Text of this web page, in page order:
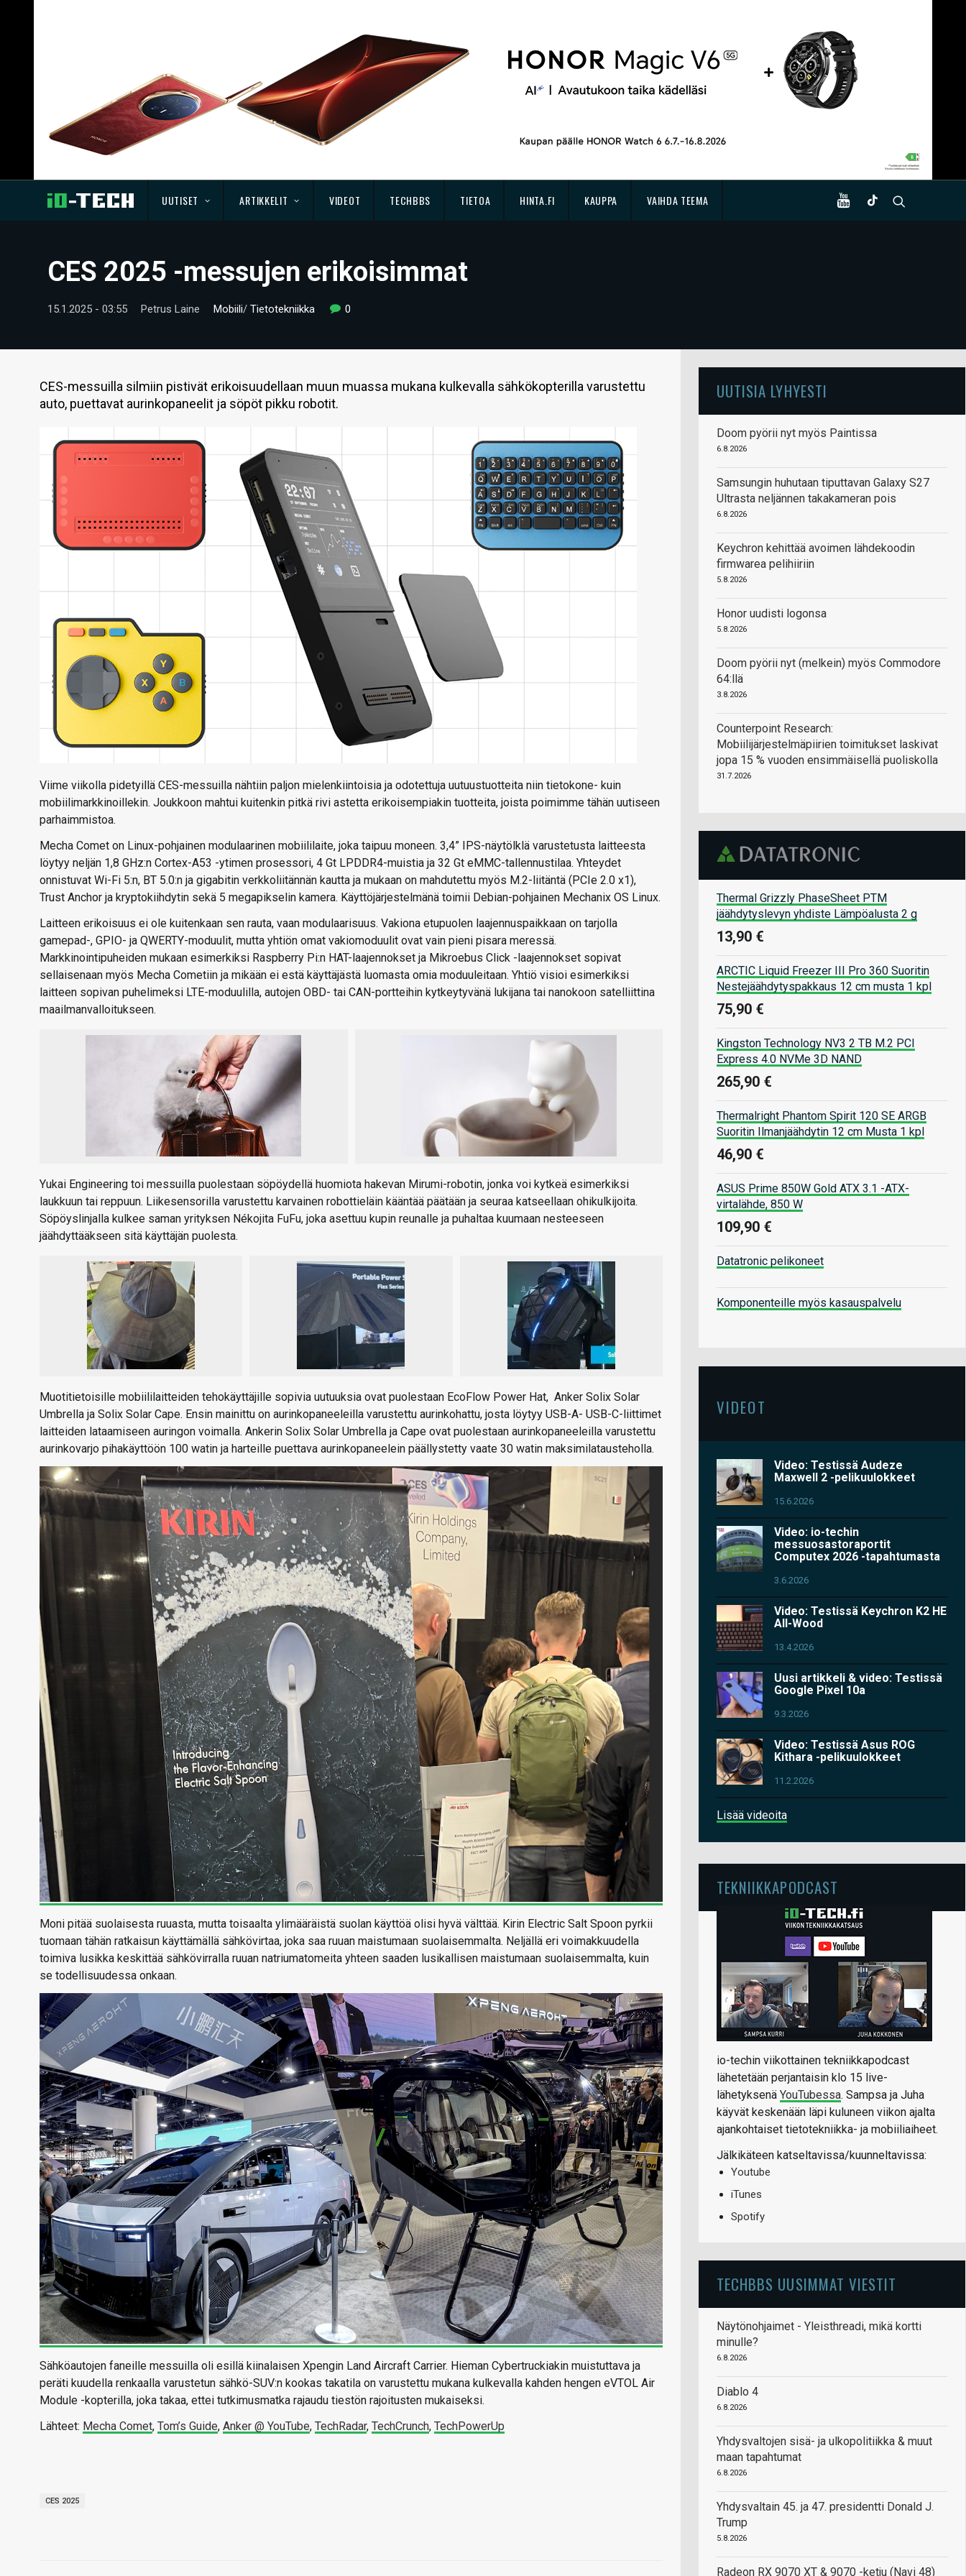
UUTISET ARTIKKELIT VIDEOT TECHBBS TIETOA HINTA.FI KAUPPA VAIHDA TEEMA
CES 2025 -messujen erikoisimmat
15.1.2025 - 03:55 Petrus Laine Mobiili/ Tietotekniikka 0
CES-messuilla silmiin pistivät erikoisuudellaan muun muassa mukana kulkevalla sähkökopterilla varustettu
auto, puettavat aurinkopaneelit ja söpöt pikku robotit.
Viime viikolla pidetyillä CES-messuilla nähtiin paljon mielenkiintoisia ja odotettuja uutuustuotteita niin tietokone- kuin
mobiilimarkkinoillekin. Joukkoon mahtui kuitenkin pitkä rivi astetta erikoisempiakin tuotteita, joista poimimme tähän uutiseen
parhaimmistoa.
Mecha Comet on Linux-pohjainen modulaarinen mobiililaite, joka taipuu moneen. 3,4” IPS-näytölklä varustetusta laitteesta
löytyy neljän 1,8 GHz:n Cortex-A53 -ytimen prosessori, 4 Gt LPDDR4-muistia ja 32 Gt eMMC-tallennustilaa. Yhteydet
onnistuvat Wi-Fi 5:n, BT 5.0:n ja gigabitin verkkoliitännän kautta ja mukaan on mahdutettu myös M.2-liitäntä (PCIe 2.0 x1),
Trust Anchor ja kryptokiihdytin sekä 5 megapikselin kamera. Käyttöjärjestelmänä toimii Debian-pohjainen Mechanix OS Linux.
Laitteen erikoisuus ei ole kuitenkaan sen rauta, vaan modulaarisuus. Vakiona etupuolen laajennuspaikkaan on tarjolla
gamepad-, GPIO- ja QWERTY-moduulit, mutta yhtiön omat vakiomoduulit ovat vain pieni pisara meressä.
Markkinointipuheiden mukaan esimerkiksi Raspberry Pi:n HAT-laajennokset ja Mikroebus Click -laajennokset sopivat
sellaisenaan myös Mecha Cometiin ja mikään ei estä käyttäjästä luomasta omia moduuleitaan. Yhtiö visioi esimerkiksi
laitteen sopivan puhelimeksi LTE-moduulilla, autojen OBD- tai CAN-portteihin kytkeytyvänä lukijana tai nanokoon satelliittina
maailmanvalloitukseen.
Yukai Engineering toi messuilla puolestaan söpöydellä huomiota hakevan Mirumi-robotin, jonka voi kytkeä esimerkiksi
laukkuun tai reppuun. Liikesensorilla varustettu karvainen robottieläin kääntää päätään ja seuraa katseellaan ohikulkijoita.
Söpöyslinjalla kulkee saman yrityksen Nékojita FuFu, joka asettuu kupin reunalle ja puhaltaa kuumaan nesteeseen
jäähdyttääkseen sitä käyttäjän puolesta.
Muotitietoisille mobiililaitteiden tehokäyttäjille sopivia uutuuksia ovat puolestaan EcoFlow Power Hat, Anker Solix Solar
Umbrella ja Solix Solar Cape. Ensin mainittu on aurinkopaneeleilla varustettu aurinkohattu, josta löytyy USB-A- USB-C-liittimet
laitteiden lataamiseen auringon voimalla. Ankerin Solix Solar Umbrella ja Cape ovat puolestaan aurinkopaneeleilla varustettu
aurinkovarjo pihakäyttöön 100 watin ja harteille puettava aurinkopaneelein päällystetty vaate 30 watin maksimilatausteholla.
Moni pitää suolaisesta ruuasta, mutta toisaalta ylimääräistä suolan käyttöä olisi hyvä välttää. Kirin Electric Salt Spoon pyrkii
tuomaan tähän ratkaisun käyttämällä sähkövirtaa, joka saa ruuan maistumaan suolaisemmalta. Neljällä eri voimakkuudella
toimiva lusikka keskittää sähkövirralla ruuan natriumatomeita yhteen saaden lusikallisen maistumaan suolaisemmalta, kuin
se todellisuudessa onkaan.
Sähköautojen faneille messuilla oli esillä kiinalaisen Xpengin Land Aircraft Carrier. Hieman Cybertruckiakin muistuttava ja
peräti kuudella renkaalla varustetun sähkö-SUV:n kookas takatila on varustettu mukana kulkevalla kahden hengen eVTOL Air
Module -kopterilla, joka takaa, ettei tutkimusmatka rajaudu tiestön rajoitusten mukaiseksi.
Lähteet: Mecha Comet, Tom’s Guide, Anker @ YouTube, TechRadar, TechCrunch, TechPowerUp
CES 2025
UUTISIA LYHYESTI
Doom pyörii nyt myös Paintissa
6.8.2026
Samsungin huhutaan tiputtavan Galaxy S27
Ultrasta neljännen takakameran pois
6.8.2026
Keychron kehittää avoimen lähdekoodin
firmwarea pelihiiriin
5.8.2026
Honor uudisti logonsa
5.8.2026
Doom pyörii nyt (melkein) myös Commodore
64:llä
3.8.2026
Counterpoint Research:
Mobiilijärjestelmäpiirien toimitukset laskivat
jopa 15 % vuoden ensimmäisellä puoliskolla
31.7.2026
Thermal Grizzly PhaseSheet PTM
jäähdytyslevyn yhdiste Lämpöalusta 2 g
13,90 €
ARCTIC Liquid Freezer III Pro 360 Suoritin
Nestejäähdytyspakkaus 12 cm musta 1 kpl
75,90 €
Kingston Technology NV3 2 TB M.2 PCI
Express 4.0 NVMe 3D NAND
265,90 €
Thermalright Phantom Spirit 120 SE ARGB
Suoritin Ilmanjäähdytin 12 cm Musta 1 kpl
46,90 €
ASUS Prime 850W Gold ATX 3.1 -ATX-
virtalähde, 850 W
109,90 €
Datatronic pelikoneet
Komponenteille myös kasauspalvelu
VIDEOT
Video: Testissä Audeze
Maxwell 2 -pelikuulokkeet
15.6.2026
Video: io-techin
messuosastoraportit
Computex 2026 -tapahtumasta
3.6.2026
Video: Testissä Keychron K2 HE
All-Wood
13.4.2026
Uusi artikkeli & video: Testissä
Google Pixel 10a
9.3.2026
Video: Testissä Asus ROG
Kithara -pelikuulokkeet
11.2.2026
Lisää videoita
TEKNIIKKAPODCAST
io-techin viikottainen tekniikkapodcast
lähetetään perjantaisin klo 15 live-
lähetyksenä YouTubessa. Sampsa ja Juha
käyvät keskenään läpi kuluneen viikon ajalta
ajankohtaiset tietotekniikka- ja mobiiliaiheet.
Jälkikäteen katseltavissa/kuunneltavissa:
Youtube
iTunes
Spotify
TECHBBS UUSIMMAT VIESTIT
Näytönohjaimet - Yleisthreadi, mikä kortti
minulle?
6.8.2026
Diablo 4
6.8.2026
Yhdysvaltojen sisä- ja ulkopolitiikka & muut
maan tapahtumat
6.8.2026
Yhdysvaltain 45. ja 47. presidentti Donald J.
Trump
5.8.2026
Radeon RX 9070 XT & 9070 -ketju (Navi 48)